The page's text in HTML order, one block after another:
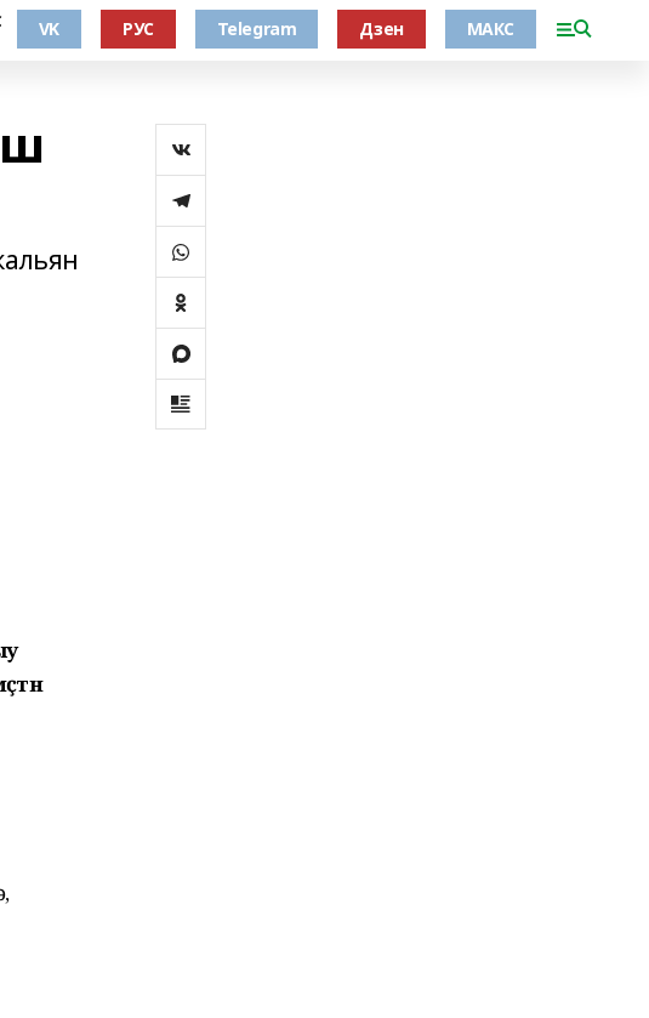
VK РУС Telegram Дзен МАКС